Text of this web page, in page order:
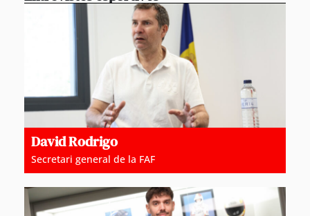
David Rodrigo
Secretari general de la FAF